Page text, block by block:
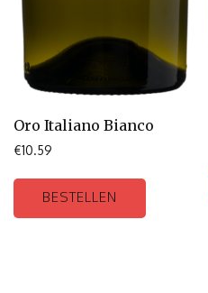
Oro Italiano Bianco
€10.59
BESTELLEN